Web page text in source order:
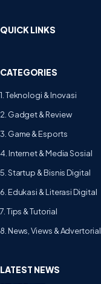
QUICK LINKS
CATEGORIES
1. Teknologi & Inovasi
2. Gadget & Review
3. Game & Esports
4. Internet & Media Sosial
5. Startup & Bisnis Digital
6. Edukasi & Literasi Digital
7. Tips & Tutorial
8. News, Views & Advertorial
LATEST NEWS